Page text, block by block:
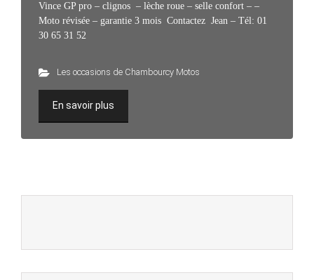
Vince GP pro – clignos – lèche roue – selle confort – –
Moto révisée – garantie 3 mois Contactez Jean – Tél: 01
30 65 31 52
Les occasions de Chambourcy Motos
En savoir plus